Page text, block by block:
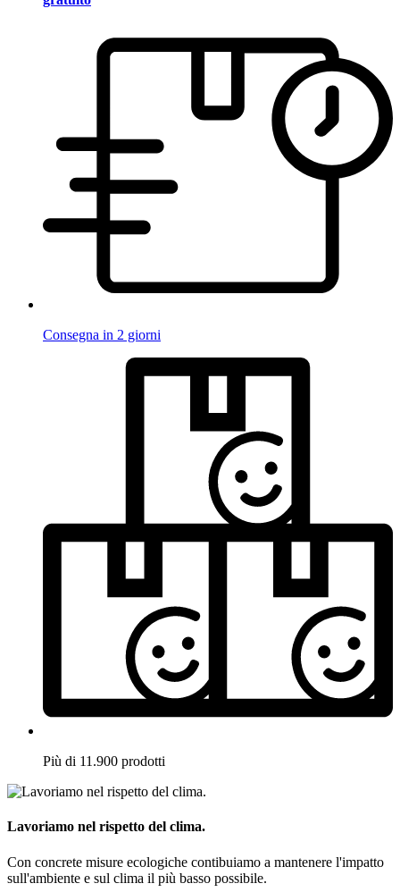
Consegna in 2 giorni
Più di 11.900 prodotti
Lavoriamo nel rispetto del clima.
Con concrete misure ecologiche contibuiamo a mantenere l'impatto
sull'ambiente e sul clima il più basso possibile.